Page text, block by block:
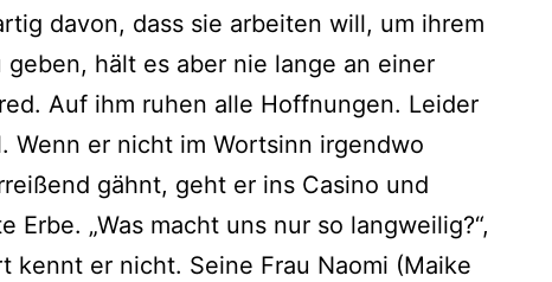
davon, dass sie arbeiten will, um ihrem
hält es aber nie lange an einer
Auf ihm ruhen alle Hoffnungen. Leider
Wenn er nicht im Wortsinn irgendwo
gähnt, geht er ins Casino und
Erbe. „Was macht uns nur so langweilig?“,
kennt er nicht. Seine Frau Naomi (Maike